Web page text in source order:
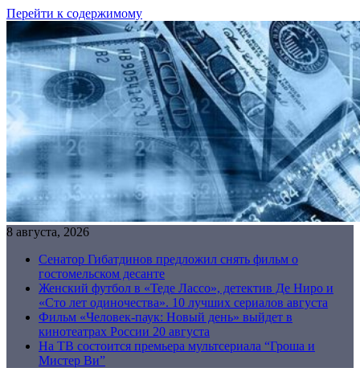
Перейти к содержимому
8 августа, 2026
Сенатор Гибатдинов предложил снять фильм о
гостомельском десанте
Женский футбол в «Теде Лассо», детектив Де Ниро и
«Сто лет одиночества». 10 лучших сериалов августа
Фильм «Человек-паук: Новый день» выйдет в
кинотеатрах России 20 августа
На ТВ состоится премьера мультсериала “Гроша и
Мистер Ви”